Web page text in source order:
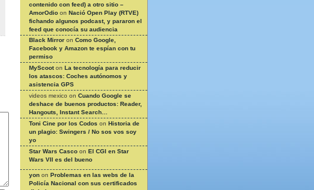
contenido con feed) a otro sitio –
AmorOdio on Nació Open Play (RTVE)
fichando algunos podcast, y pararon el
feed que conocía su audiencia
Black Mirror on Como Google,
Facebook y Amazon te espían con tu
permiso
MyScooton La tecnología para reducir
los atascos: Coches autónomos y
asistencia GPS
videos mexico on Cuando Google se
deshace de buenos productos: Reader,
Hangouts, Instant Search…
Toni Cine por los Codos on Historia de
un plagio: Swingers / No sos vos soy
yo
Star Wars Casco on El CGI en Star
Wars VII es del bueno
yon on Problemas en las webs de la
Policía Nacional con sus certificados